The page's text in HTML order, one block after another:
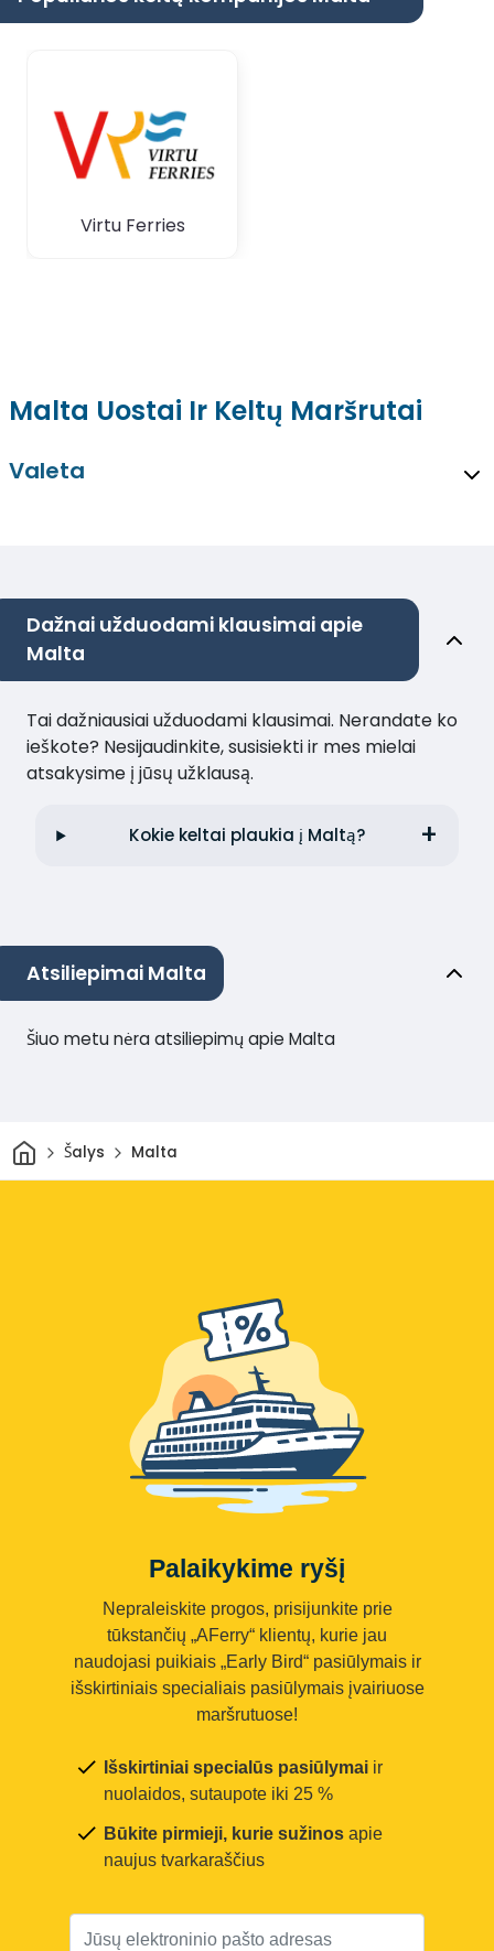
Virtu Ferries
Malta Uostai Ir Keltų Maršrutai
Valeta
Dažnai užduodami klausimai apie
Malta
Tai dažniausiai užduodami klausimai. Nerandate ko
ieškote? Nesijaudinkite, susisiekti ir mes mielai
atsakysime į jūsų užklausą.
Kokie keltai plaukia į Maltą?
Atsiliepimai Malta
Šiuo metu nėra atsiliepimų apie Malta
Pradžia
Šalys Malta
Palaikykime ryšį
Nepraleiskite progos, prisijunkite prie
tūkstančių „AFerry“ klientų, kurie jau
naudojasi puikiais „Early Bird“ pasiūlymais ir
išskirtiniais specialiais pasiūlymais įvairiuose
maršrutuose!
Išskirtiniai specialūs pasiūlymai ir
nuolaidos, sutaupote iki 25 %
Būkite pirmieji, kurie sužinos apie
naujus tvarkaraščius